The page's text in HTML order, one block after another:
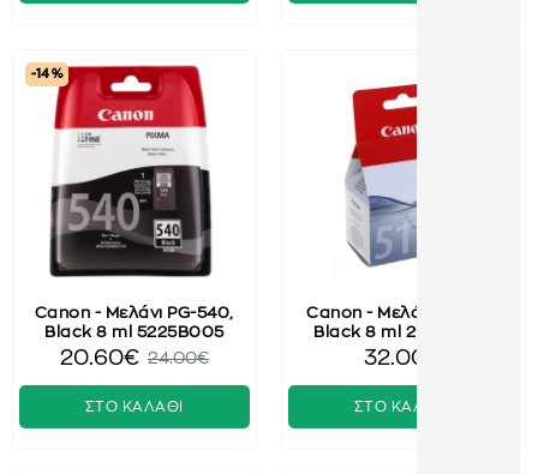
-14 %
Canon - Μελάνι PG-540,
Black 8 ml 5225B005
20.60€ 24.00€
ΣΤΟ ΚΑΛΑΘΙ
Canon - Μελάνι PG-512,
Black 8 ml 2969B001
32.00€
ΣΤΟ ΚΑΛΑΘΙ